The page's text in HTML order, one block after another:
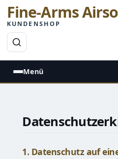
Fine-Arms
KUNDENSHOP
Menü
1. Datenschutz auf